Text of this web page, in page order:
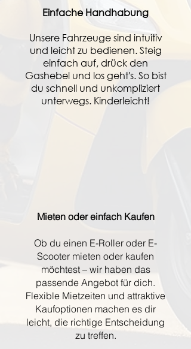
Einfache Handhabung
Unsere Fahrzeuge sind intuitiv
und leicht zu bedienen. Steig
einfach auf, drück den
Gashebel und los geht's. So bist
du schnell und unkompliziert
unterwegs. Kinderleicht!
Mieten oder einfach Kaufen
Ob du einen E-Roller oder E-
Scooter mieten oder kaufen
möchtest – wir haben das
passende Angebot für dich.
Flexible Mietzeiten und attraktive
Kaufoptionen machen es dir
leicht, die richtige Entscheidung
zu treffen.